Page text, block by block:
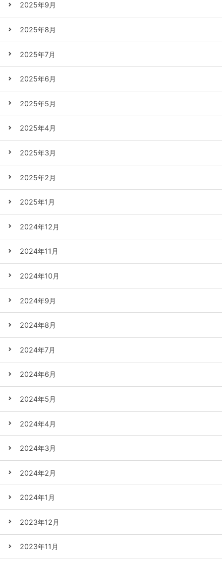
2025年9月
2025年8月
2025年7月
2025年6月
2025年5月
2025年4月
2025年3月
2025年2月
2025年1月
2024年12月
2024年11月
2024年10月
2024年9月
2024年8月
2024年7月
2024年6月
2024年5月
2024年4月
2024年3月
2024年2月
2024年1月
2023年12月
2023年11月